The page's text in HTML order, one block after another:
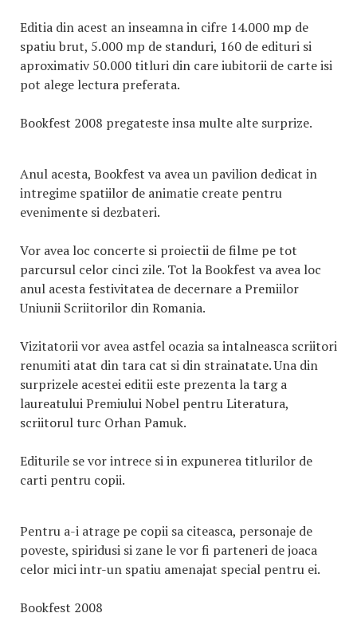
Editia din acest an inseamna in cifre 14.000 mp de
spatiu brut, 5.000 mp de standuri, 160 de edituri si
aproximativ 50.000 titluri din care iubitorii de carte isi
pot alege lectura preferata.
Bookfest 2008 pregateste insa multe alte surprize.
Anul acesta, Bookfest va avea un pavilion dedicat in
intregime spatiilor de animatie create pentru
evenimente si dezbateri.
Vor avea loc concerte si proiectii de filme pe tot
parcursul celor cinci zile. Tot la Bookfest va avea loc
anul acesta festivitatea de decernare a Premiilor
Uniunii Scriitorilor din Romania.
Vizitatorii vor avea astfel ocazia sa intalneasca scriitori
renumiti atat din tara cat si din strainatate. Una din
surprizele acestei editii este prezenta la targ a
laureatului Premiului Nobel pentru Literatura,
scriitorul turc Orhan Pamuk.
Editurile se vor intrece si in expunerea titlurilor de
carti pentru copii.
Pentru a-i atrage pe copii sa citeasca, personaje de
poveste, spiridusi si zane le vor fi parteneri de joaca
celor mici intr-un spatiu amenajat special pentru ei.
Bookfest 2008